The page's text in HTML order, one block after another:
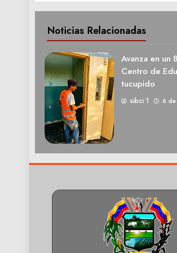
Noticias Relacionadas
Avanza en un
Centro de
tucupido
sibci 1 6